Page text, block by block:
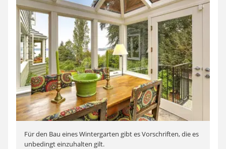
Für den Bau eines Wintergarten gibt es Vorschriften, die es
unbedingt einzuhalten gilt.